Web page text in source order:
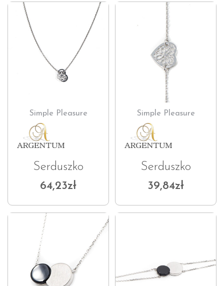
Simple Pleasure
Serduszko
64,23zł
Simple Pleasure
Serduszko
39,84zł